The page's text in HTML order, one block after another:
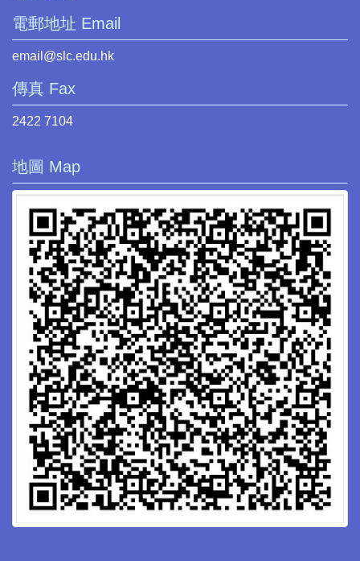
電郵地址 Email
email@slc.edu.hk
傳真 Fax
2422 7104
地圖 Map